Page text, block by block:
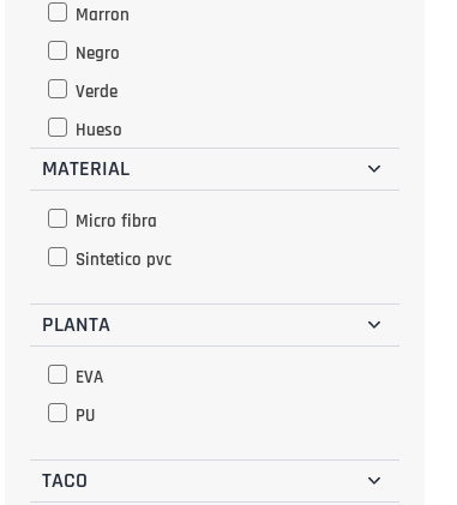
Marron
Negro
Verde
Hueso
MATERIAL
Micro fibra
Sintetico pvc
PLANTA
EVA
PU
TACO